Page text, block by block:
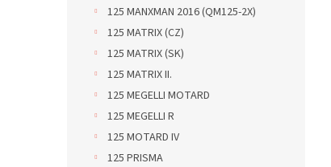
125 MANXMAN 2016 (QM125-2X)
125 MATRIX (CZ)
125 MATRIX (SK)
125 MATRIX II.
125 MEGELLI MOTARD
125 MEGELLI R
125 MOTARD IV
125 PRISMA